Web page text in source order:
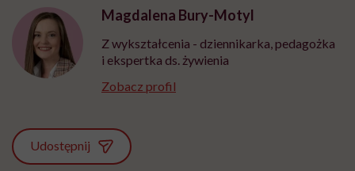
Magdalena Bury-Motyl
Z wykształcenia - dziennikarka, pedagożka
i ekspertka ds. żywienia
Zobacz profil
Udostępnij